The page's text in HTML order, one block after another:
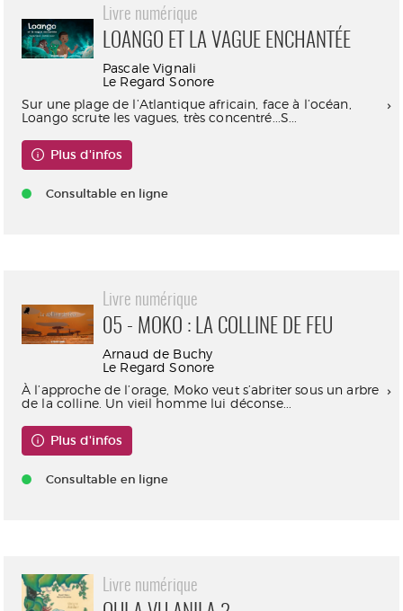
Livre numérique
LOANGO ET LA VAGUE ENCHANTÉE
Pascale Vignali
Le Regard Sonore
Sur une plage de l’Atlantique africain, face à l’océan,
Loango scrute les vagues, très concentré...S...
Plus d'infos
Consultable en ligne
Livre numérique
05 - MOKO : LA COLLINE DE FEU
Arnaud de Buchy
Le Regard Sonore
À l’approche de l’orage, Moko veut s’abriter sous un arbre
de la colline. Un vieil homme lui déconse...
Plus d'infos
Consultable en ligne
Livre numérique